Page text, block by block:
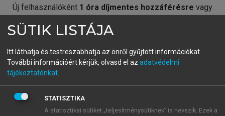
Új felhasználóként 1 óra díjmentes hozzáférésre vagy
fiókoddal,vagy hozz létre új fiókot.
A regisztráció után apróbaidőszakautomatikusan
BELÉPÉS SAJÁT FIÓKKAL
SÜTIK LISTÁJA
Itt láthatja és testreszabhatja az önről gyűjtött információkat.
További információért kérjük, olvasd el az adatvédelmi
tájékoztatónkat
STATISZTIKA
A statisztikai sütiket „teljesítménysütiknek” is nevezik. Ezek a